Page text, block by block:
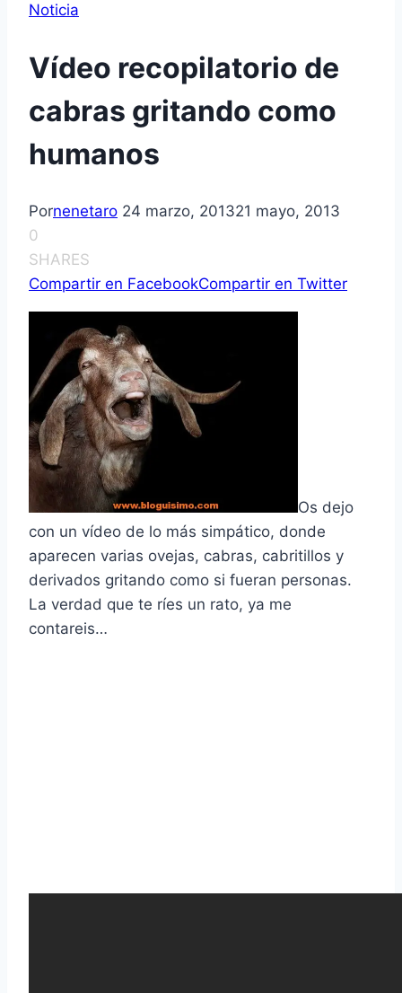
Noticia
Ví­deo recopilatorio de
cabras gritando como
humanos
Pornenetaro 24 marzo, 201321 mayo, 2013
0
SHARES
Compartir en FacebookCompartir en Twitter
Os dejo
con un ví­deo de lo más simpático, donde
aparecen varias ovejas, cabras, cabritillos y
derivados gritando como si fueran personas.
La verdad que te rí­es un rato, ya me
contareis…